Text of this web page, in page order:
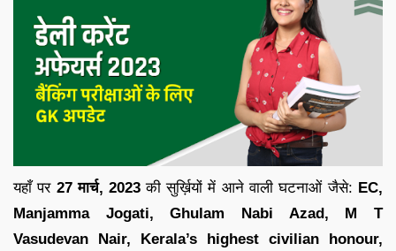
यहाँ पर27 मार्च,2023 की सुर्ख़ियों में आने वाली घटनाओं जैसे: EC,
Manjamma Jogati, Ghulam Nabi Azad, M T
Vasudevan Nair, Kerala’s highest civilian honour,